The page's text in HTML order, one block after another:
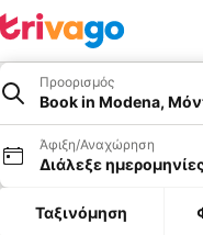
Προορισμός
Book in Modena,
Άφιξη/Αναχώρηση
Διάλεξε
Ταξινόμηση